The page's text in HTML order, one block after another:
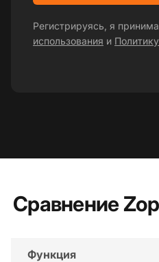
Регистрируясь, я
использования и
Сравнение
Функция